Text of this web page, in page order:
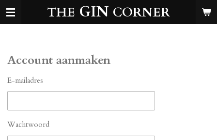
Ga
THE GIN CORNER
Account aanmaken
E-mailadres
Wachtwoord